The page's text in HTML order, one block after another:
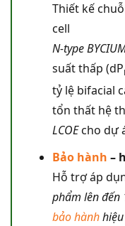
Thiết kế
cell
N-type
suất thấp (dP
tỷ lệ bifacial
tổn thất hệ
LCOEcho dự
Bảo hành –
Hỗ trợ áp
phẩm lên đến
bảo hànhhiệu